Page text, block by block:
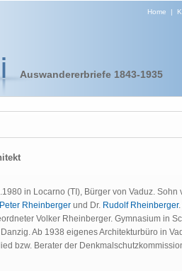
Home |
Auswandererbriefe 1843-1935
in Locarno (TI), Bürger von Vaduz. Sohn
Peter Rheinberger und Dr. Rudolf Rheinberger
Volker Rheinberger. Gymnasium in
Ab 1938 eigenes Architekturbüro in
bzw. Berater der